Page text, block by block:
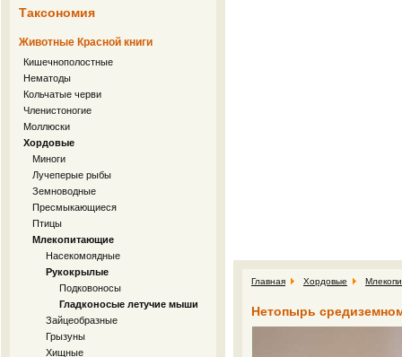
Таксономия
Животные Красной книги
Кишечнополостные
Нематоды
Кольчатые черви
Членистоногие
Моллюски
Хордовые
Миноги
Лучеперые рыбы
Земноводные
Пресмыкающиеся
Птицы
Млекопитающие
Насекомоядные
Рукокрылые
Подковоносы
Гладконосые летучие мыши
Зайцеобразные
Грызуны
Хищные
Главная Хордовые
Нетопырь